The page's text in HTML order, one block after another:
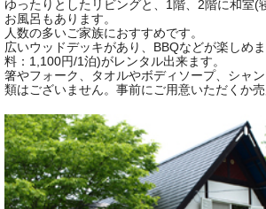
ゆったりとしたリビングと、1階、2階に和室(
お風呂もあります。
人数の多いご家族におすすめです。
広いウッドデッキがあり、BBQなどが楽しめ
料：1,100円/1泊)がレンタル出来ます。
箸やフォーク、タオルやボディソープ、シャ
類はございません。事前にご用意いただくか売